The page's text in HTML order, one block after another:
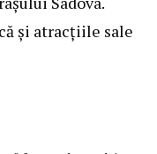
și atracțiile sale